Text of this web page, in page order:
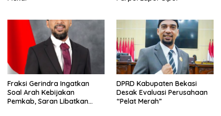
Fraksi Gerindra Ingatkan
Soal Arah Kebijakan
Pemkab, Saran Libatkan
DPRD Kabupaten Bekasi
Desak Evaluasi Perusahaan
“Pelat Merah”